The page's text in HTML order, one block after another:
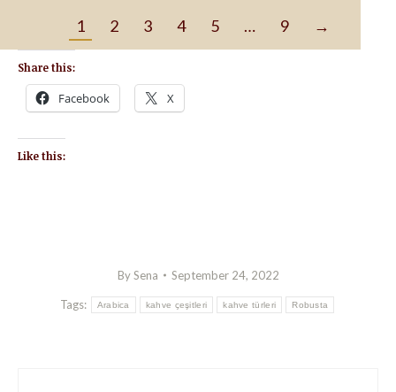
1 2 3 4 5 … 9 →
Share this:
Facebook X
Like this:
BySena September 24, 2022
Tags: Arabica kahve çeşitleri kahve türleri Robusta